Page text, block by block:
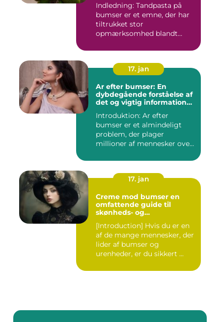
Indledning: Tandpasta på
bumser er et emne, der har
tiltrukket stor
opmærksomhed blandt
17. jan
Ar efter bumser: En
dybdegående forståelse af
det og vigtig information
Introduktion: Ar efter
bumser er et almindeligt
problem, der plager
millioner af mennesker over
17. jan
Creme mod bumser en
omfattende guide til
skønheds- og
[Introduction] Hvis du er en
af de mange mennesker, der
lider af bumser og
urenheder, er du sikkert ...